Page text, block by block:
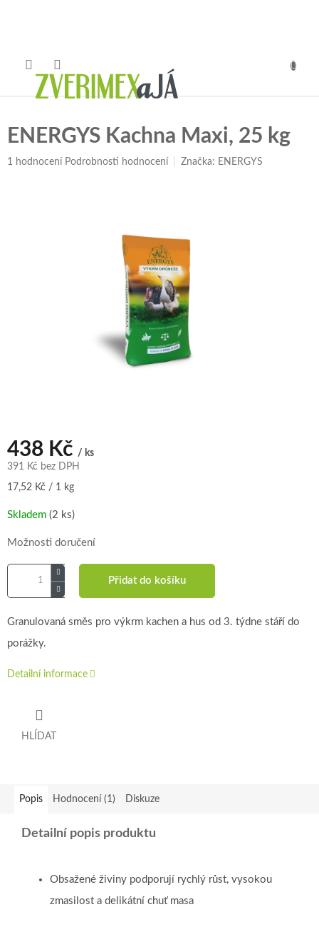
ENERGYS Kachna Maxi, 25 kg
Průměrné
1 hodnocení Podrobnosti hodnocení Značka: ENERGYS
438 Kč / ks
391 Kč bez DPH
Měrná
17,52 Kč / 1 kg
Skladem (2 ks)
Možnosti doručení
Přidat do košíku
Granulovaná směs pro výkrm kachen a hus od 3. týdne stáří do
porážky.
Detailní informace
HLÍDAT
Popis Hodnocení (1) Diskuze
Detailní popis produktu
Obsažené živiny podporují rychlý růst, vysokou
zmasilost a delikátní chuť masa